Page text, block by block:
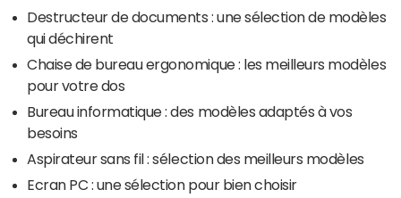
Destructeur de documents : une sélection de modèles
qui déchirent
Chaise de bureau ergonomique : les meilleurs modèles
pour votre dos
Bureau informatique : des modèles adaptés à vos
besoins
Aspirateur sans fil : sélection des meilleurs modèles
Ecran PC : une sélection pour bien choisir